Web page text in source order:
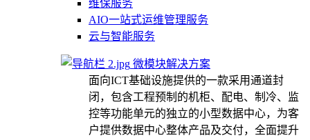
维保服务
AIO一站式运维管理服务
云与智能服务
微模块解决方案
面向ICT基础设施提供的一款采用通道封
闭，包含工程预制的机柜、配电、制冷、监
控等功能单元的独立的小型数据中心，为客
户提供数据中心整体产品及交付，全面提升